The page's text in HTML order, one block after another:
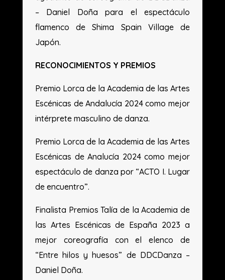
– Daniel Doña para el espectáculo
flamenco de Shima Spain Village de
Japón.
RECONOCIMIENTOS Y PREMIOS
Premio Lorca de la Academia de las Artes
Escénicas de Andalucía 2024 como mejor
intérprete masculino de danza.
Premio Lorca de la Academia de las Artes
Escénicas de Analucía 2024 como mejor
espectáculo de danza por “ACTO I. Lugar
de encuentro”.
Finalista Premios Talía de la Academia de
las Artes Escénicas de España 2023 a
mejor coreografía con el elenco de
“Entre hilos y huesos” de DDCDanza –
Daniel Doña.